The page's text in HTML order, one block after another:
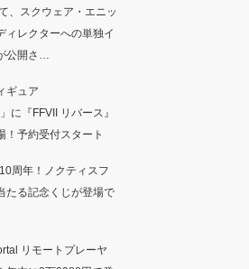
、スクウェア・エニッ
ィレクターへの単独イ
公開さ…
ギュア
に『FFVII リバース』
！予約受付スタート
周年！ノクティスフ
たる記念くじが登場で
リモートプレーヤ